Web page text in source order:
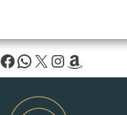
Facebook
WhatsApp
X Instagram
Amazon